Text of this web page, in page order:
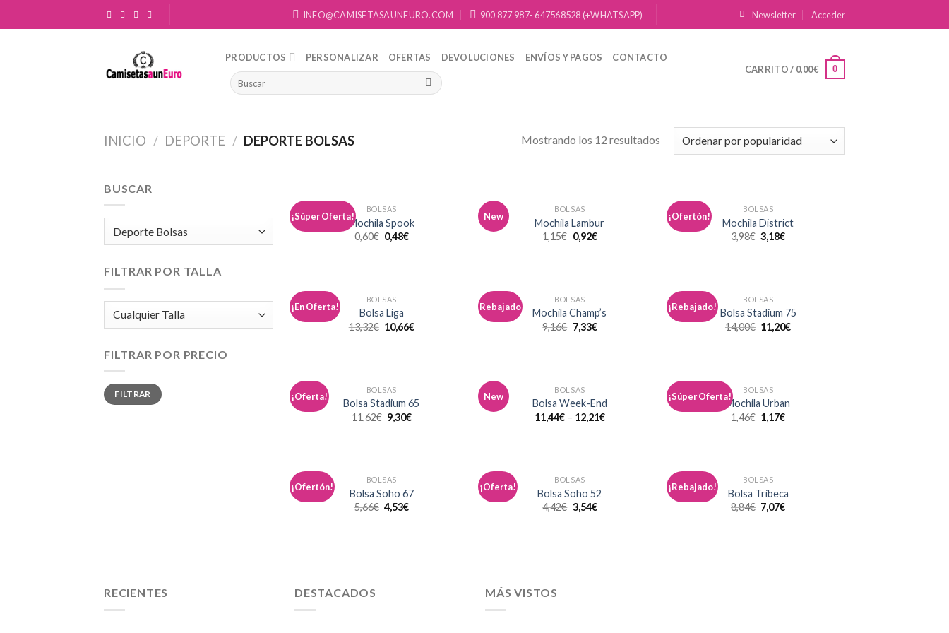
to
INFO@CAMISETASAUNEURO.COM 900 877 987- 647568528 (+WHATSAPP) Newsletter Acceder
PRODUCTOS PERSONALIZAR OFERTAS DEVOLUCIONES ENVÍOS Y PAGOS
CONTACTO
CARRITO / 0,00€ 0
INICIO / DEPORTE / DEPORTE BOLSAS Mostrando los 12 resultados
BUSCAR
FILTRAR POR TALLA
FILTRAR POR PRECIO
Precio
mínimo
Precio
máximo
FILTRAR
¡Súper Oferta!
BOLSAS
Mochila Spook
0,60€ 0,48€
New
BOLSAS
Mochila Lambur
1,15€ 0,92€
¡Ofertón!
BOLSAS
Mochila District
3,98€ 3,18€
¡En Oferta!
BOLSAS
Bolsa Liga
13,32€ 10,66€
Rebajado
BOLSAS
Mochila Champ’s
9,16€ 7,33€
¡Rebajado!
BOLSAS
Bolsa Stadium 75
14,00€ 11,20€
¡Oferta!
BOLSAS
Bolsa Stadium 65
11,62€ 9,30€
New
BOLSAS
Bolsa Week-End
11,44€– 12,21€
¡Súper Oferta!
BOLSAS
Mochila Urban
1,46€ 1,17€
¡Ofertón!
BOLSAS
Bolsa Soho 67
5,66€ 4,53€
¡Oferta!
BOLSAS
Bolsa Soho 52
4,42€ 3,54€
¡Rebajado!
BOLSAS
Bolsa Tribeca
8,84€ 7,07€
RECIENTES DESTACADOS MÁS VISTOS